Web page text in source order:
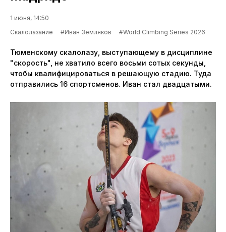
1 июня, 14:50
Скалолазание
#Иван Земляков #World Climbing Series 2026
Тюменскому скалолазу, выступающему в дисциплине
"скорость", не хватило всего восьми сотых секунды,
чтобы квалифицироваться в решающую стадию. Туда
отправились 16 спортсменов. Иван стал двадцатыми.